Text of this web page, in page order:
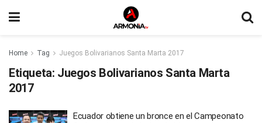
Home Tag Juegos Bolivarianos Santa Marta 2017
Etiqueta: Juegos Bolivarianos Santa Marta
2017
Ecuador obtiene un bronce en el Campeonato